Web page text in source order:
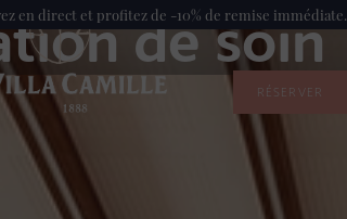
en direct et profitez de -10% de remise immédiate.
RÉSERVER
de soin